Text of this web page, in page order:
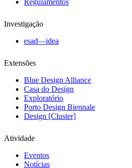
Regulamentos
Investigação
esad—idea
Extensões
Blue Design Alliance
Casa do Design
Exploratório
Porto Design Biennale
Design [Cluster]
Atividade
Eventos
Notícias